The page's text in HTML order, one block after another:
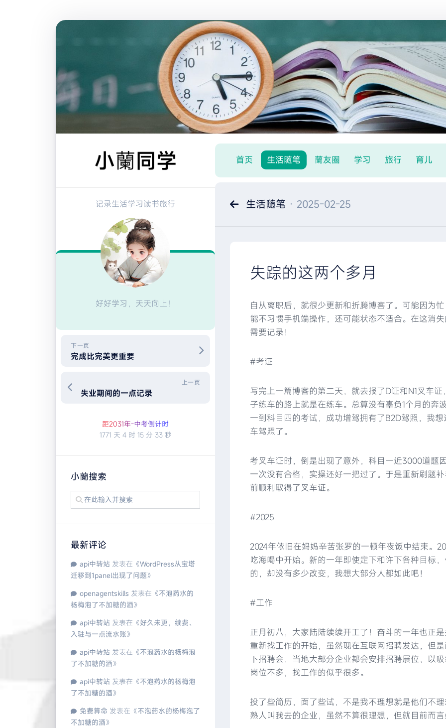
记录生活学习读书旅行
好好学习，天天向上！
下一页
完成比完美更重要
上一页
失业期间的一点记录
距2031年-中考倒计时
1771 天 4 时 15 分 32 秒
小蘭搜索
最新评论
api中转站 发表在《WordPress从宝塔
迁移到1panel出现了问题》
openagentskills 发表在《不泡药水的
杨梅泡了不加糖的酒》
api中转站 发表在《好久未更，续费、
入驻与一点流水账》
api中转站 发表在《不泡药水的杨梅泡
了不加糖的酒》
api中转站 发表在《不泡药水的杨梅泡
了不加糖的酒》
免费算命 发表在《不泡药水的杨梅泡了
不加糖的酒》
首页 生活随笔 蘭友圈 学习 旅行 育儿
生活随笔 · 2025-02-25
失踪的这两个多月
自从离职后，就很少更新和折腾博客了。可能因为
能不习惯手机端操作，还可能状态不适合。在这消
需要记录！
#考证
写完上一篇博客的第二天，就去报了D证和N1叉车
子练车的路上就是在练车。总算没有辜负1个月的奔
一到科目四的考试，成功增驾拥有了B2D驾照，我
车驾照了。
考叉车证时，倒是出现了意外，科目一近3000道题
一次没有合格，实操还好一把过了。于是重新刷题
前顺利取得了叉车证。
#2025
2024年依旧在妈妈辛苦张罗的一顿年夜饭中结束。
吃海喝中开始。新的一年即使定下和许下各种目标
的，却没有多少改变，我想大部分人都如此吧！
#工作
正月初八，大家陆陆续续开工了！奋斗的一年也正
重新找工作的开始，虽然现在互联网招聘发达，但
下招聘会，当地大部分企业都会安排招聘展位，以
岗位不多，找工作的似乎很多。
投了些简历，面了些试，不是我不理想就是他们不
熟人叫我去的企业，虽然不算很理想，但就目前而